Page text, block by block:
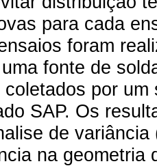
para cada
foram
fonte de
por
SAP. Os
de
na geometria